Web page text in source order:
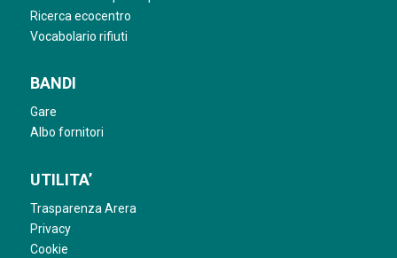
Ricerca ecocentro
Vocabolario rifiuti
BANDI
Gare
Albo fornitori
UTILITA’
Trasparenza Arera
Privacy
Cookie